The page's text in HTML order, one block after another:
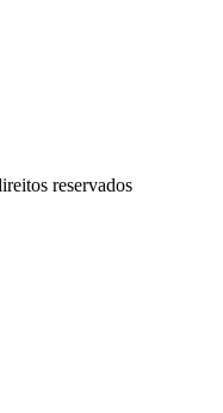
reservados